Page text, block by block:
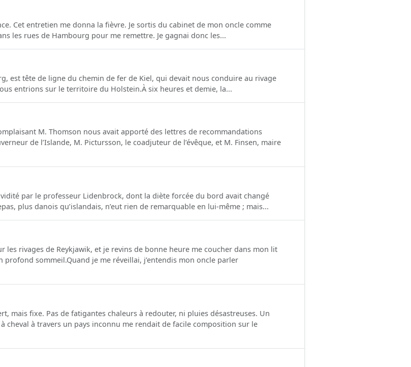
Cet entretien me donna la fièvre. Je sortis du cabinet de mon oncle comme
les rues de Hambourg pour me remettre. Je gagnai donc les...
est tête de ligne du chemin de fer de Kiel, qui devait nous conduire au rivage
entrions sur le territoire du Holstein.À six heures et demie, la...
M. Thomson nous avait apporté des lettres de recommandations
de l’Islande, M. Pictursson, le coadjuteur de l’évêque, et M. Finsen, maire
par le professeur Lidenbrock, dont la diète forcée du bord avait changé
plus danois qu’islandais, n’eut rien de remarquable en lui-même ; mais...
les rivages de Reykjawik, et je revins de bonne heure me coucher dans mon lit
profond sommeil.Quand je me réveillai, j’entendis mon oncle parler
mais fixe. Pas de fatigantes chaleurs à redouter, ni pluies désastreuses. Un
cheval à travers un pays inconnu me rendait de facile composition sur le